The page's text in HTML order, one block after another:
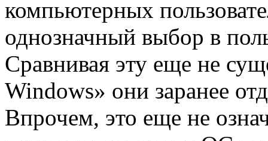
компьютерных
однозначный выбор в
Сравнивая эту еще не
Windows» они заранее
Впрочем, это еще не